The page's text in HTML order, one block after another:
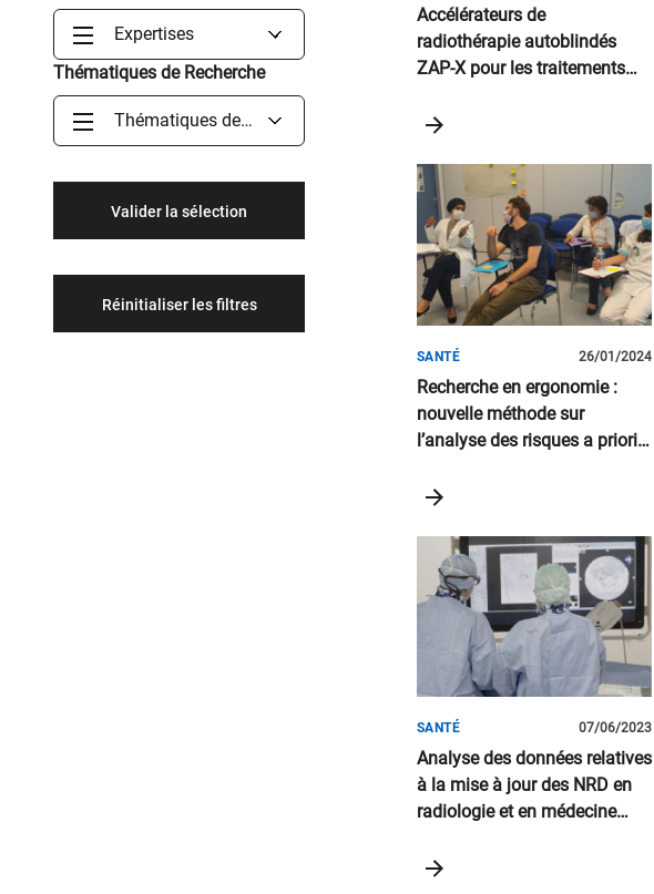
Expertises
Thématiques de Recherche
Thématiques de
Recherche
Accélérateurs de
radiothérapie autoblindés
ZAP-X pour les traitements
aménagement des locaux et
travailleurs
Recherche en ergonomie :
nouvelle méthode sur
l’analyse des risques a priori
SANTÉ 26/01/2024
Analyse des données relatives
à la mise à jour des NRD en
radiologie et en médecine
2019 à 2021
SANTÉ 07/06/2023